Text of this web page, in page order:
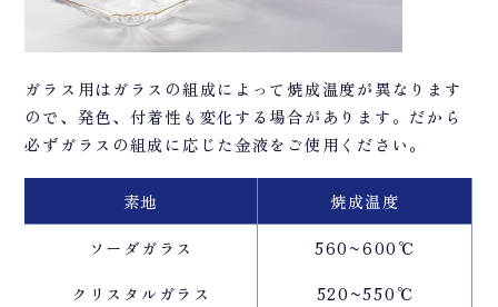
ガラス用はガラスの組成によって焼成温度が異なります
ので、発色、付着性も変化する場合があります。だから
必ずガラスの組成に応じた金液をご使用ください。
素地
焼成温度
ソーダガラス
560~600℃
クリスタルガラス
520~550℃